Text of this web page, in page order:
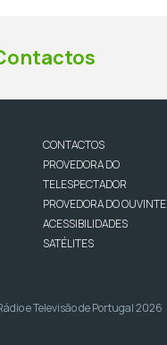
CONTACTOS
PROVEDORA DO
TELESPECTADOR
PROVEDORA DO OUVINTE
ACESSIBILIDADES
SATÉLITES
e Televisão de Portugal 2026